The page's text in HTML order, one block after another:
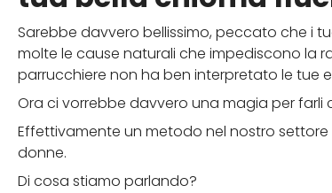
Sarebbe davvero bellissimo, peccato che i
molte le cause naturali che impediscono la
parrucchiere non ha ben interpretato le tue
Ora ci vorrebbe davvero una magia per farli
Effettivamente un metodo nel nostro
donne.
Di cosa stiamo parlando?